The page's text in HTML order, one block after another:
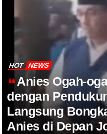
HOT NEWS
Anies Ogah-
dengan
Langsung
Anies di Depan